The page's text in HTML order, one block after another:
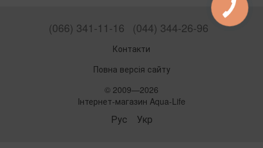
(066) 341-11-16 (044) 344-26-96
Контакти
Повна версія сайту
© 2009—2026
Інтернет-магазин Aqua-Life
Рус Укр